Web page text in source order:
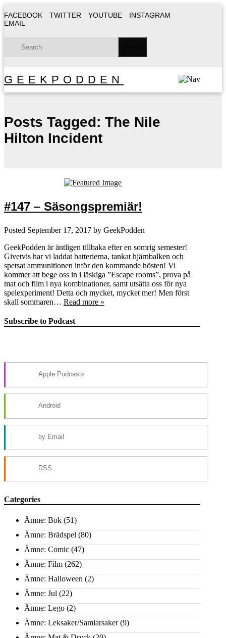
FACEBOOK TWITTER YOUTUBE
INSTAGRAM
EMAIL
GEEKPODDEN
Posts Tagged: The Nile
Hilton Incident
#147 – Säsongspremiär!
Posted September 17, 2017 by GeekPodden
GeekPodden är äntligen tillbaka efter en somrig semester!
Givetvis har vi laddat batterierna, tankat hjärnbalken och
spetsat ammunitionen inför den kommande hösten! Vi
kommer att bege oss in i läskiga ”Escape rooms”, prova på
mat och film i nya kombinationer, samt utsätta oss för nya
spelexperiment! Detta och mycket, mycket mer! Men först
skall sommaren… Read more »
Subscribe to Podcast
Apple Podcasts
Android
by Email
RSS
Categories
Ämne: Bok (51)
Ämne: Brädspel (80)
Ämne: Comic (47)
Ämne: Film (262)
Ämne: Halloween (2)
Ämne: Jul (22)
Ämne: Lego (2)
Ämne: Leksaker/Samlarsaker(9)